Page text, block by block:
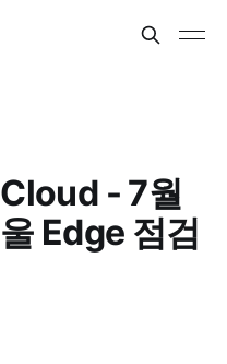
- 7월
Edge 점검